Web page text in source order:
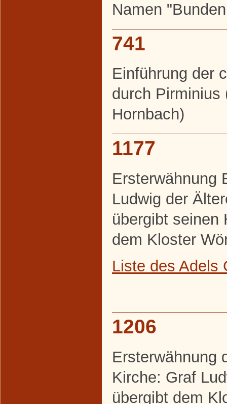
Namen
741
Einführung der
durch Pirminius
Hornbach)
1177
Ersterwähnung
Ludwig der
übergibt seinen
dem Kloster
Liste des Adels
1206
Ersterwähnung
Kirche: Graf
übergibt dem